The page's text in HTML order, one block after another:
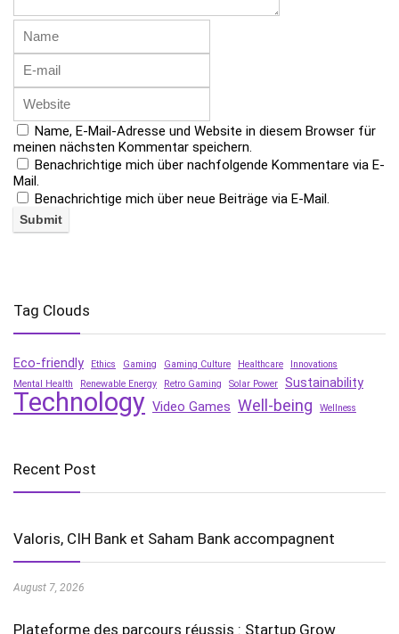
Name, E-Mail-Adresse und Website in diesem Browser für
meinen nächsten Kommentar speichern.
Benachrichtige mich über nachfolgende Kommentare via E-
Mail.
Benachrichtige mich über neue Beiträge via E-Mail.
Tag Clouds
Eco-friendly Ethics Gaming Gaming Culture Healthcare
Innovations
Mental Health
Renewable Energy Retro Gaming Solar Power Sustainability
Technology Video Games Well-being Wellness
Recent Post
Valoris, CIH Bank et Saham Bank accompagnent
August 7, 2026
Plateforme des parcours réussis : Startup Grow